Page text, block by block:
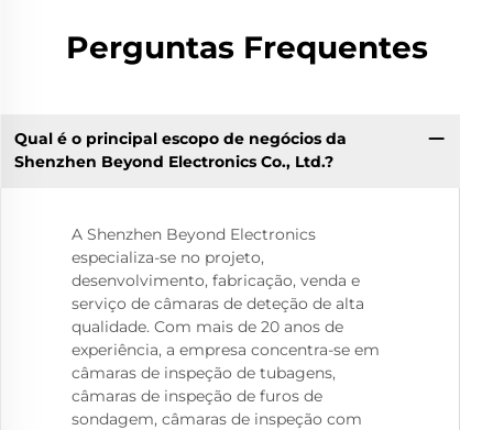
Perguntas Frequentes
Qual é o principal escopo de negócios da
Shenzhen Beyond Electronics Co., Ltd.?
A Shenzhen Beyond Electronics
especializa-se no projeto,
desenvolvimento, fabricação, venda e
serviço de câmaras de deteção de alta
qualidade. Com mais de 20 anos de
experiência, a empresa concentra-se em
câmaras de inspeção de tubagens,
câmaras de inspeção de furos de
sondagem, câmaras de inspeção com